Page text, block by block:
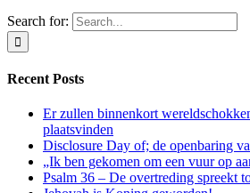
Search for:
Recent Posts
Er zullen binnenkort
plaatsvinden
Disclosure Day of; de openbaring
„Ik ben gekomen om een vuur op
Psalm 36 – De overtreding spreekt